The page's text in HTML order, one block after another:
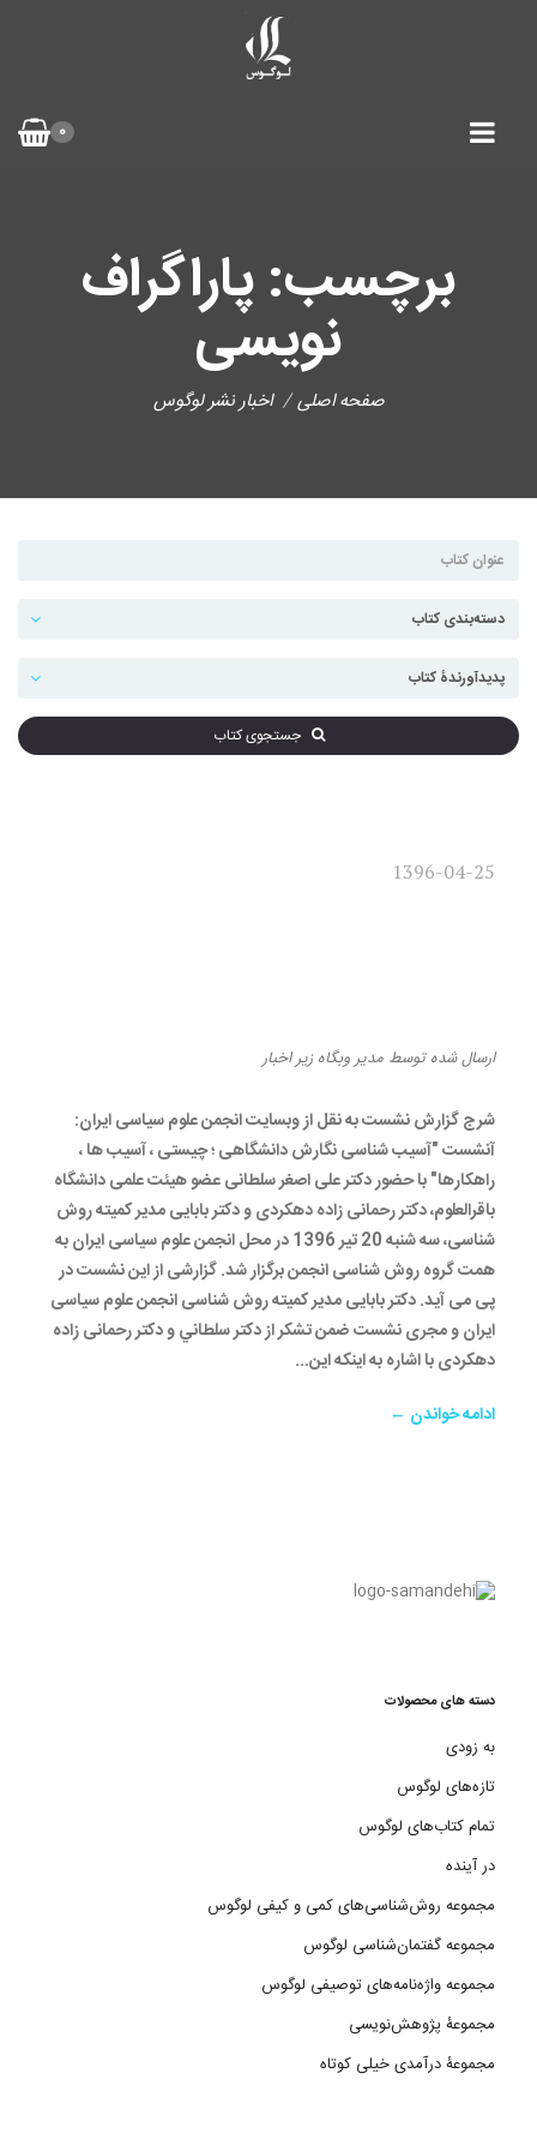
0
برچسب: پاراگراف
نویسی
صفحه اصلی اخبار نشر لوگوس
جستجوی کتاب
1396-04-25
ارسال شدهتوسط مدیر وبگاه زیراخبار
شرج گزارش نشست به نقل از وبسایت انجمن علوم سیاسی ایران:
آنشست "آسیب شناسی نگارش دانشگاهی ؛ چیستی ، آسیب ها ،
راهکارها" با حضور دکتر علی اصغر سلطانی عضو هیئت علمی دانشگاه
باقرالعلوم، دکتر رحمانی زاده دهکردی و دکتر بابایی مدیر کمیته روش
شناسی، سه شنبه 20 تیر 1396 در محل انجمن علوم سیاسی ایران به
همت گروه روش شناسی انجمن برگزار شد. گزارشی از این نشست در
پی می آید. دکتر بابایی مدیر کمیته روش شناسی انجمن علوم سیاسی
ایران و مجری نشست ضمن تشکر از دکتر سلطاني و دکتر رحمانی زاده
دهکردی با اشاره به اینکه این...
ادامه خواندن ←
دسته های محصولات
به زودی
تازه‌های لوگوس
تمام کتاب‌های لوگوس
در آینده
مجموعه روش‌شناسی‌های کمی و کیفی لوگوس
مجموعه گفتمان‌شناسی لوگوس
مجموعه واژه‌نامه‌های توصیفی لوگوس
مجموعۀ پژوهش‌نویسی
مجموعۀ درآمدی خیلی کوتاه